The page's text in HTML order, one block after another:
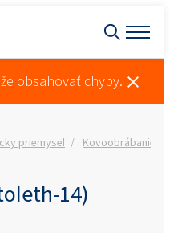
obsahovať chyby.
priemysel Kovoobrábanie
14)